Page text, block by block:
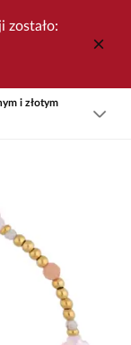
zostało:
i złotym